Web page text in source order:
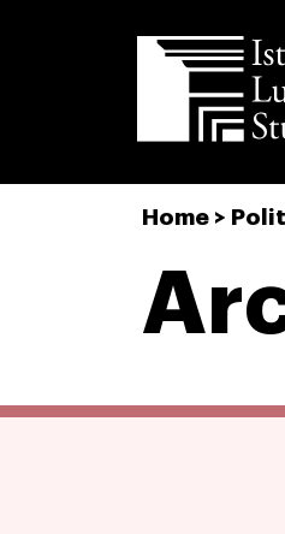
Istituto
Luigi
Home >